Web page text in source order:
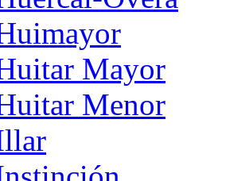
Mayor
Menor